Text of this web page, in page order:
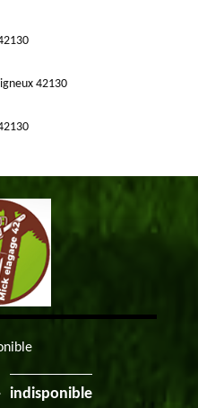
42130
indisponible